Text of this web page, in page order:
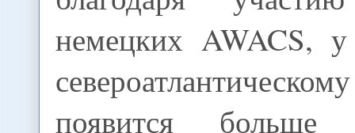
немецких AWACS,
появится больше